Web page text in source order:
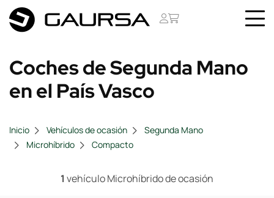
Coches de Segunda Mano
en el País Vasco
Inicio Vehículos de ocasión
Segunda Mano
Microhíbrido
Compacto
1 vehículo Microhíbrido de ocasión